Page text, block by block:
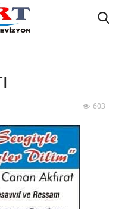
603